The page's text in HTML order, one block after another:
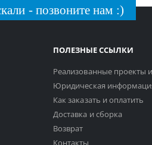
- позвоните нам :)
ПОЛЕЗНЫЕ ССЫЛКИ
Реализованные проекты
Юридическая
Как заказать и оплатить
Доставка и сборка
Возврат
Контакты